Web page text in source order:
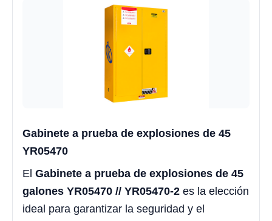
Gabinete a prueba de explosiones de 45
YR05470
El Gabinete a prueba de explosiones de 45
galones YR05470 // YR05470-2 es la elección
ideal para garantizar la seguridad y el